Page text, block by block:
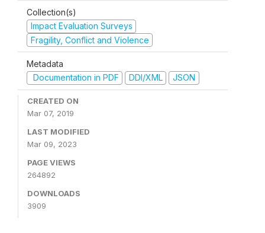
Collection(s)
Impact Evaluation Surveys
Fragility, Conflict and Violence
Metadata
Documentation in PDF
DDI/XML JSON
CREATED ON
Mar 07, 2019
LAST MODIFIED
Mar 09, 2023
PAGE VIEWS
264892
DOWNLOADS
3909